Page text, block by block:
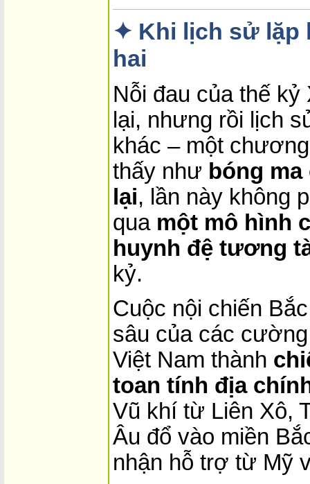
✦ Khi lịch sử lặp
hai
Nỗi đau của thế
lại, nhưng rồi lịch
khác – một
thấy như bóng
lại, lần này không
qua một mô hình
huynh đệ tương
kỷ.
Cuộc nội chiến
sâu của các
Việt Nam thành
toan tính địa
Vũ khí từ Liên Xô,
Âu đổ vào miền
nhận hỗ trợ từ Mỹ